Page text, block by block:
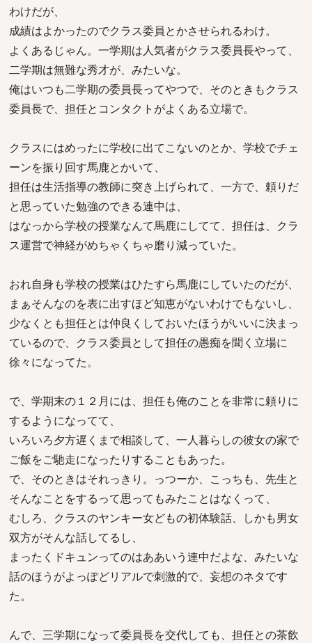
わけだが、
成績はよかったのでクラス委員とかさせられるわけ。
よくあるじゃん。一学期は人気者がクラス委員長やって、
二学期は無難な秀才が、みたいな。
俺はいつも二学期の委員長ってやつで、そのときもクラス
委員長で、担任とコンタクトがよくある立場で。
クラスにはめったに学校に出てこないのとか、学校でチェ
ーンを振り回す馬鹿とかいて、
担任は生活指導の教師に突き上げられて、一方で、頼りだ
と思っていた勉強のできる連中は、
はなっから学校の授業なんて馬鹿にしてて、担任は、クラ
ス運営で神経がめちゃくちゃ磨り減っていた。
おれ自身も学校の授業はひたすら馬鹿にしていたのだが、
まぁそんなのを表に出すほど知恵がないわけでもないし、
少なくとも担任とは仲良くしておいたほうがいいに決まっ
ているので、クラス委員として担任の愚痴を聞く立場に
徐々になってた。
で、学期末の１２月には、担任も俺のことを非常に頼りに
するようになってて、
いろいろ夕方遅くまで相談して、一人暮らしの彼女の家で
ご飯をご馳走になったりすることもあった。
で、そのときはそれっきり。っつーか、こっちも、先生と
そんなことをするって思ってもみたことはなくって、
むしろ、クラスのヤンキー女どもの初体験話、しかも男女
双方がそんな話してるし、
まったくドキュンってのはああいう連中だよな、みたいな
話のほうがよっぽどリアルで刺激的で、妄想のネタです
た。
んで、三学期になって委員長を交代しても、担任との茶飲